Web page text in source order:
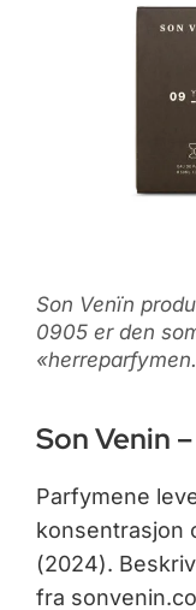
Son Venïn
0905 er den
Son Venin
Parfymene
konsentrasjon
(2024).
fra